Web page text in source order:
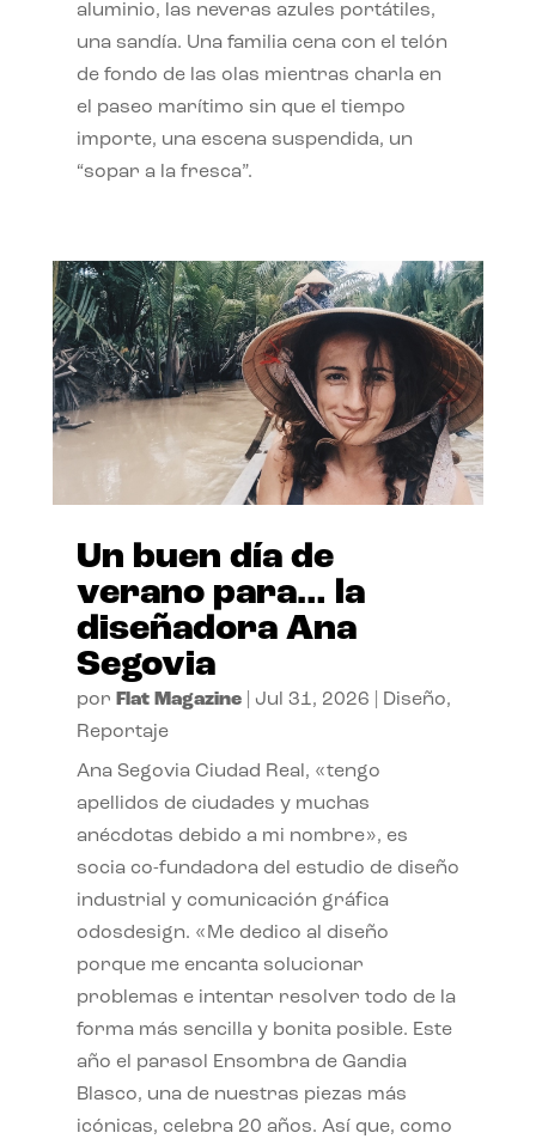
aluminio, las neveras azules portátiles,
una sandía. Una familia cena con el telón
de fondo de las olas mientras charla en
el paseo marítimo sin que el tiempo
importe, una escena suspendida, un
“sopar a la fresca”.
Un buen día de
verano para… la
diseñadora Ana
Segovia
por Flat Magazine| Jul 31, 2026 Diseño,
Reportaje
Ana Segovia Ciudad Real, «tengo
apellidos de ciudades y muchas
anécdotas debido a mi nombre», es
socia co-fundadora del estudio de diseño
industrial y comunicación gráfica
odosdesign. «Me dedico al diseño
porque me encanta solucionar
problemas e intentar resolver todo de la
forma más sencilla y bonita posible. Este
año el parasol Ensombra de Gandia
Blasco, una de nuestras piezas más
icónicas, celebra 20 años. Así que, como